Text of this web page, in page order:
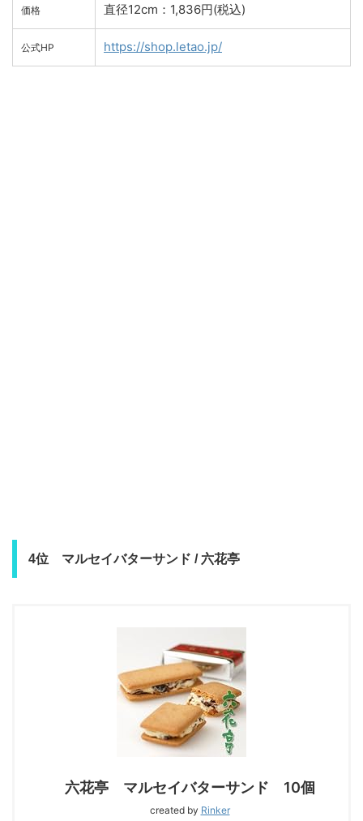
価格 直径12cm：1,836円(税込)
公式HP https://shop.letao.jp/
4位 マルセイバターサンド / 六花亭
六花亭 マルセイバターサンド 10個
created by Rinker